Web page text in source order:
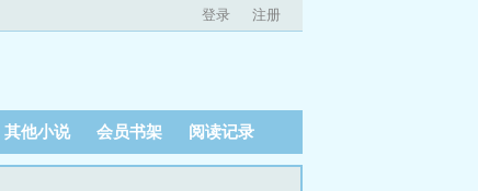
登录 注册
其他小说 会员书架 阅读记录